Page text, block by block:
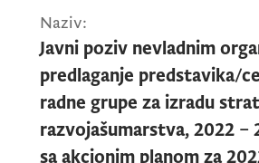
Za člana Radne grupe jedna
organizacija može da predloži
kandidata/kinju. Više
može predložiti istog
Naziv:
Javni poziv nevladnim
predlaganje predstavika/
radne grupe za izradu
razvojašumarstva, 2022 –
sa akcionim planom za